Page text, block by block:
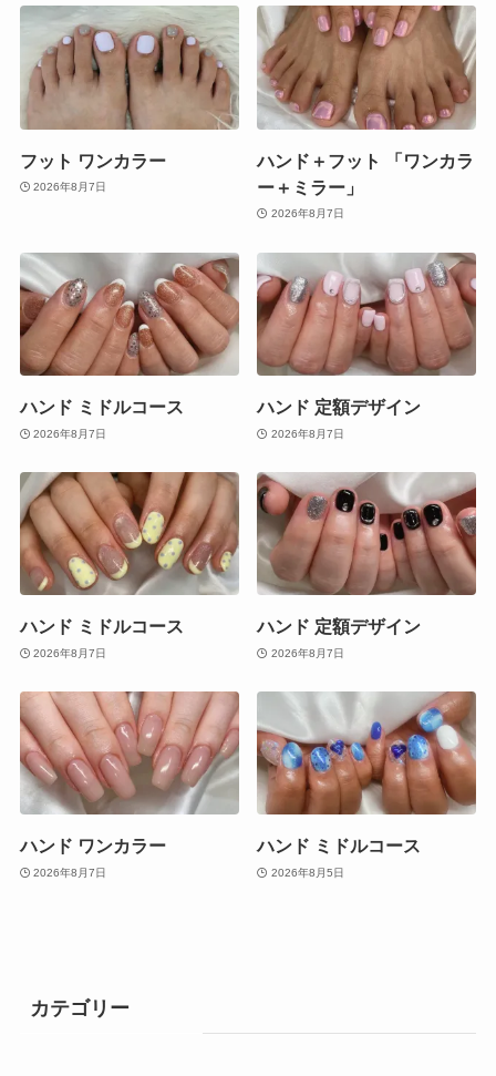
フット ワンカラー
2026年8月7日
ハンド＋フット 「ワンカラ
ー＋ミラー」
2026年8月7日
ハンド ミドルコース
2026年8月7日
ハンド 定額デザイン
2026年8月7日
ハンド ミドルコース
2026年8月7日
ハンド 定額デザイン
2026年8月7日
ハンド ワンカラー
2026年8月7日
ハンド ミドルコース
2026年8月5日
カテゴリー